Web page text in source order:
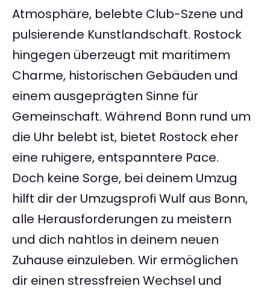
Atmosphäre, belebte Club-Szene und
pulsierende Kunstlandschaft. Rostock
hingegen überzeugt mit maritimem
Charme, historischen Gebäuden und
einem ausgeprägten Sinne für
Gemeinschaft. Während Bonn rund um
die Uhr belebt ist, bietet Rostock eher
eine ruhigere, entspanntere Pace.
Doch keine Sorge, bei deinem Umzug
hilft dir der Umzugsprofi Wulf aus Bonn,
alle Herausforderungen zu meistern
und dich nahtlos in deinem neuen
Zuhause einzuleben. Wir ermöglichen
dir einen stressfreien Wechsel und